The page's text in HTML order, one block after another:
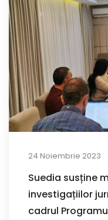
24 Noiembrie 2023
Suedia susține
investigațiilor
cadrul